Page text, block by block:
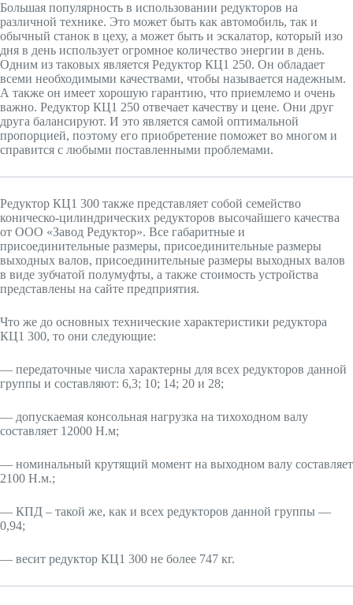
Большая популярность в использовании редукторов на
различной технике. Это может быть как автомобиль, так и
обычный станок в цеху, а может быть и эскалатор, который изо
дня в день использует огромное количество энергии в день.
Одним из таковых является Редуктор КЦ1 250. Он обладает
всеми необходимыми качествами, чтобы называется надежным.
А также он имеет хорошую гарантию, что приемлемо и очень
важно. Редуктор КЦ1 250 отвечает качеству и цене. Они друг
друга балансируют. И это является самой оптимальной
пропорцией, поэтому его приобретение поможет во многом и
справится с любыми поставленными проблемами.
Редуктор КЦ1 300 также представляет собой семейство
коническо-цилиндрических редукторов высочайшего качества
от ООО «Завод Редуктор». Все габаритные и
присоединительные размеры, присоединительные размеры
выходных валов, присоединительные размеры выходных валов
в виде зубчатой полумуфты, а также стоимость устройства
представлены на сайте предприятия.
Что же до основных технические характеристики редуктора
КЦ1 300, то они следующие:
— передаточные числа характерны для всех редукторов данной
группы и составляют: 6,3; 10; 14; 20 и 28;
— допускаемая консольная нагрузка на тихоходном валу
составляет 12000 Н.м;
— номинальный крутящий момент на выходном валу составляет
2100 Н.м.;
— КПД – такой же, как и всех редукторов данной группы —
0,94;
— весит редуктор КЦ1 300 не более 747 кг.